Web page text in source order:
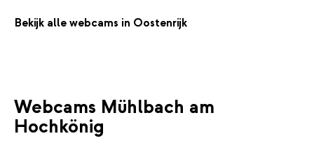
Bekijk alle webcams in Oostenrijk
Webcams Mühlbach am
Hochkönig